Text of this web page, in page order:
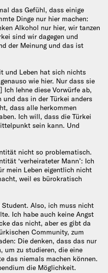
das Gefühl, dass einige
Dinge nur hier machen:
Alkohol nur hier, wir tanzen
sind wir dagegen und
der Meinung und das ist
und Leben hat sich nichts
wie hier. Nur dass sie
lehne diese Vorwürfe ab,
das in der Türkei anders
dass alle herkommen
Ich will, dass die Türkei
sein kann. Und
nicht so problematisch.
‘verheirateter Mann’: Ich
mein Leben eigentlich nicht
weil es bürokratisch
Also, ich muss nicht
Ich habe auch keine Angst
das nicht, aber es gibt da
Community, zum
Die denken, dass das nur
um zu studieren, die eine
das niemals machen können.
die Möglichkeit.